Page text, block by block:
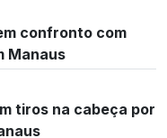
confronto com
Manaus
tiros na cabeça por